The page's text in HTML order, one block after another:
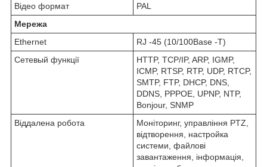
Відео формат
PAL
Мережа
Ethernet
RJ -45 (10/100Base -T)
Сетевый функції
HTTP, TCP/IP, ARP, IGMP,
ICMP, RTSP, RTP, UDP, RTCP,
SMTP, FTP, DHCP, DNS,
DDNS, PPPOE, UPNP, NTP,
Bonjour, SNMP
Віддалена робота
Моніторинг, управління PTZ,
відтворення, настройка
системи, файлові
завантаження, інформація,